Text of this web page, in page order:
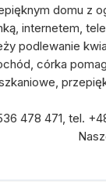
domu z
internetem,
podlewanie
córka
478 471, tel.
. Nasze